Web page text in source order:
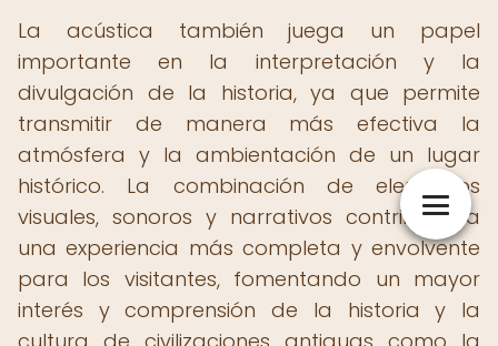
La acústica también juega un papel
importante en la interpretación y la
divulgación de la historia, ya que permite
transmitir de manera más efectiva la
atmósfera y la ambientación de un lugar
histórico. La combinación de elementos
visuales, sonoros y narrativos contribuye a
una experiencia más completa y envolvente
para los visitantes, fomentando un mayor
interés y comprensión de la historia y la